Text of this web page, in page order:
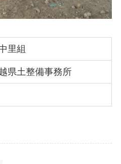
里組
県土整備事務所